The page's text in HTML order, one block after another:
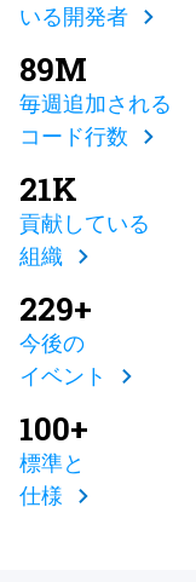
いる開発者
89M
毎週追加される
コード行数
21K
貢献している
組織
229+
今後の
イベント
100+
標準と
仕様